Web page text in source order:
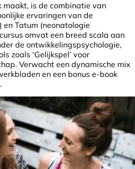
maakt, is de combinatie van
ervaringen van de
en Tatum (neonatologie
omvat een breed scala aan
de ontwikkelingspsychologie,
zoals ‘Gelijkspel’ voor
Verwacht een dynamische mix
en een bonus e-book